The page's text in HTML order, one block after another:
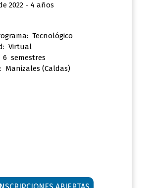
2022 - 4 años
Tecnológico
Virtual
6 semestres
Manizales (Caldas)